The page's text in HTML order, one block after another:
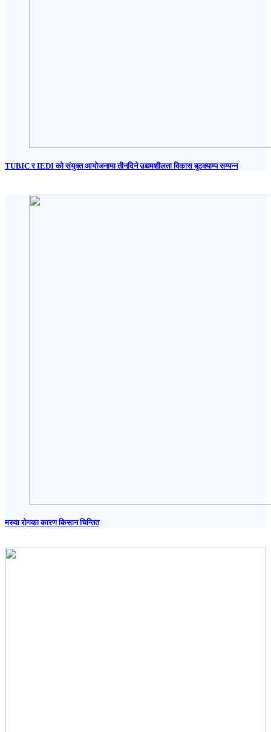
TUBIC र IEDI को संयुक्त आयोजनामा तीनदिने उद्यमशीलता विकास बुटक्याम्प सम्पन्न
मरुवा रोगका कारण किसान चिन्तित